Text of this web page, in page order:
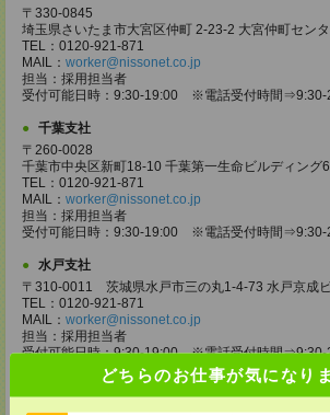
どちらのお仕事が気になり
〒330-0845
埼玉県さいたま市大宮区仲町 2-23-2 大宮仲町セン
TEL：0120-921-871
MAIL： worker@nissonet.co.jp
担当：採用担当者
受付可能日時：9:30-19:00 ※電話受付時間⇒9:30-
千葉支社
〒260-0028
千葉市中央区新町18-10 千葉第一生命ビルディング
TEL：0120-921-871
MAIL： worker@nissonet.co.jp
担当：採用担当者
受付可能日時：9:30-19:00 ※電話受付時間⇒9:30-
水戸支社
〒310-0011 茨城県水戸市三の丸1-4-73 水戸京成
TEL：0120-921-871
MAIL： worker@nissonet.co.jp
担当：採用担当者
受付可能日時：9:30-19:00 ※電話受付時間⇒9:30-
宇都宮支社